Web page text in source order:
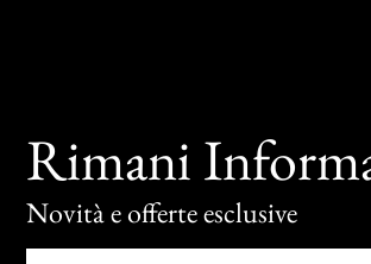
Rimani
Novità e offerte esclusive